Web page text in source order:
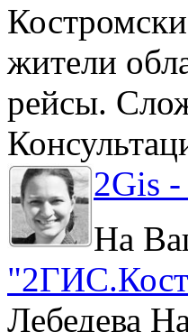
жители
рейсы.
2Gis -
На
Лебедева